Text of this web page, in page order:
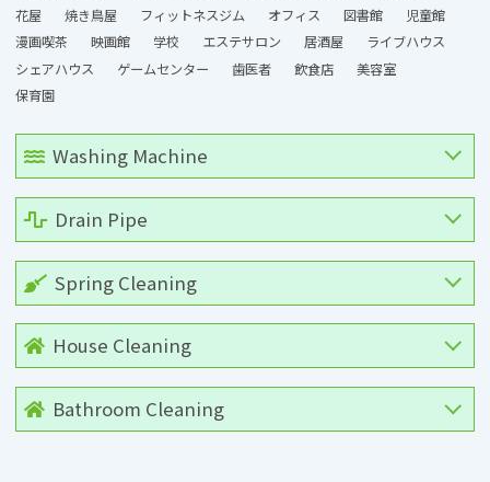
花屋
焼き鳥屋 フィットネスジム オフィス 図書館
児童館
漫画喫茶
映画館 学校 エステサロン 居酒屋
ライブハウス
シェアハウス
ゲームセンター 歯医者 飲食店
美容室
保育園
Washing Machine
Drain Pipe
Spring Cleaning
House Cleaning
Bathroom Cleaning